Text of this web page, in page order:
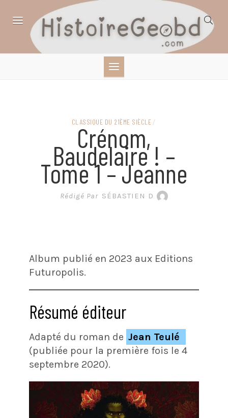
SCIENCES,
LITTÉRATURE EN
BANDE DESSINÉE
CLASSIQUE DU 21ÈME SIÈCLE /
Crénom,
Baudelaire ! –
Tome 1 – Jeanne
Rédigé Par SÉBASTIEN D
Album publié en 2023 aux Editions
Futuropolis.
Résumé éditeur
Adapté du roman de Jean Teulé
(publiée pour la première fois le 4
septembre 2020).